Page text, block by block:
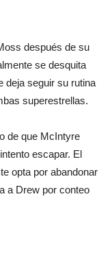
después de su
se desquita
deja seguir su rutina
superestrellas.
de que McIntyre
escapar. El
opta por abandonar
a Drew por conteo